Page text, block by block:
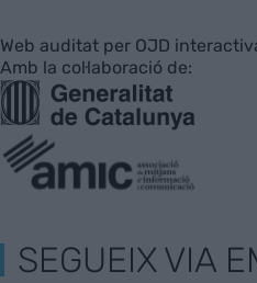
Web auditat per OJD
Amb la col·laboració de:
SEGUEIX VIA